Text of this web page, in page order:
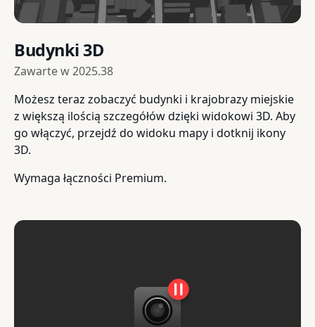
Budynki 3D
Zawarte w2025.38
Możesz teraz zobaczyć budynki i krajobrazy miejskie
z większą ilością szczegółów dzięki widokowi 3D. Aby
go włączyć, przejdź do widoku mapy i dotknij ikony
3D.
Wymaga łączności Premium.